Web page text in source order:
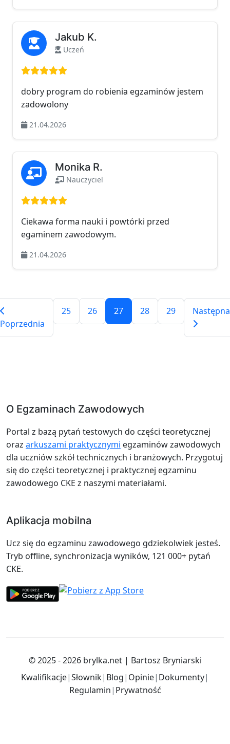
Jakub K.
Uczeń
Ocena: 5 na 5
dobry program do robienia egzaminów jestem
zadowolony
21.04.2026
Monika R.
Nauczyciel
Ocena: 5 na 5
Ciekawa forma nauki i powtórki przed
egaminem zawodowym.
21.04.2026
Poprzednia
25 26 27 28 29 Następna
O Egzaminach Zawodowych
Portal z bazą pytań testowych do części teoretycznej
oraz arkuszami praktycznymi egzaminów zawodowych
dla uczniów szkół technicznych i branżowych. Przygotuj
się do części teoretycznej i praktycznej egzaminu
zawodowego CKE z naszymi materiałami.
Aplikacja mobilna
Ucz się do egzaminu zawodowego gdziekolwiek jesteś.
Tryb offline, synchronizacja wyników, 121 000+ pytań
CKE.
© 2025 - 2026 brylka.net| Bartosz Bryniarski
Kwalifikacje|Słownik| Blog| Opinie| Dokumenty|
Regulamin| Prywatność